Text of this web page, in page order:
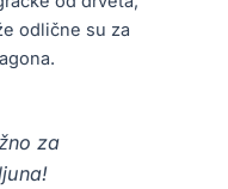
odlične su za
za